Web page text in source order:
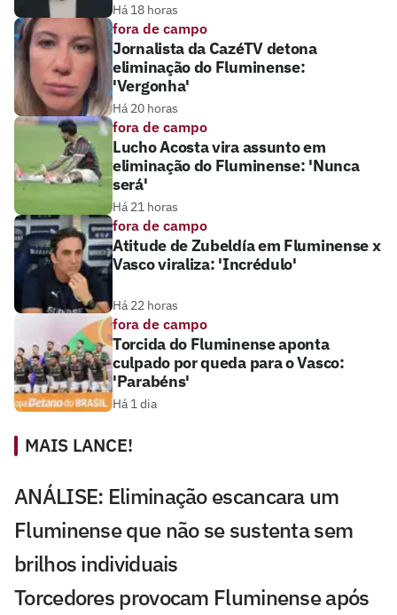
Há 18 horas
fora de campo
Jornalista da CazéTV detona
eliminação do Fluminense:
'Vergonha'
Há 20 horas
fora de campo
Lucho Acosta vira assunto em
eliminação do Fluminense: 'Nunca
será'
Há 21 horas
fora de campo
Atitude de Zubeldía em Fluminense x
Vasco viraliza: 'Incrédulo'
Há 22 horas
fora de campo
Torcida do Fluminense aponta
culpado por queda para o Vasco:
'Parabéns'
Há 1 dia
MAIS LANCE!
ANÁLISE: Eliminação escancara um
Fluminense que não se sustenta sem
brilhos individuais
Torcedores provocam Fluminense após